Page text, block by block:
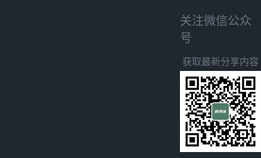
关注微信公众
号
获取最新分享内容